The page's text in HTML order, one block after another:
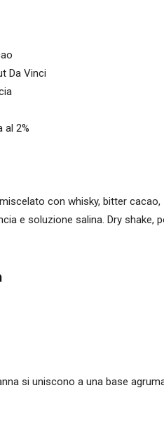
Da Vinci
al 2%
con whisky, bitter cacao,
e soluzione salina. Dry shake,
si uniscono a una base